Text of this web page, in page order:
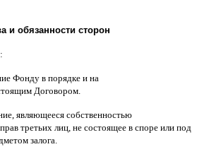
и обязанности сторон
:
Фонду в порядке и на
Договором
являющееся собственностью
третьих лиц не состоящее в споре или под
залога